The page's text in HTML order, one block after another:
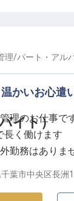
イト）
理/パート・アル
かいお心遣
理のお仕事で
長く働けます
勤務はありま
福利厚生も充実
葉市中央区長洲